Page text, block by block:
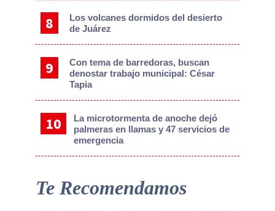
Los volcanes dormidos del desierto
de Juárez
Con tema de barredoras, buscan
denostar trabajo municipal: César
Tapia
La microtormenta de anoche dejó
palmeras en llamas y 47 servicios de
emergencia
Te Recomendamos